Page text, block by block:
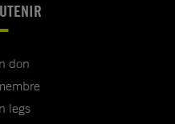
don
legs